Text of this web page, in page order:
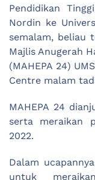
Pendidikan
Nordin ke
semalam, beliau
Majlis Anugerah
(MAHEPA 24)
Centre malam
MAHEPA 24
serta meraikan
2022.
Dalam
untuk